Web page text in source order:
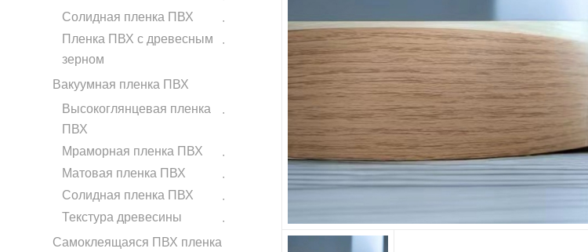
Солидная пленка ПВХ
Пленка ПВХ с древесным
зерном
Вакуумная пленка ПВХ
Высокоглянцевая пленка
ПВХ
Мраморная пленка ПВХ
Матовая пленка ПВХ
Солидная пленка ПВХ
Текстура древесины
Самоклеящаяся ПВХ пленка